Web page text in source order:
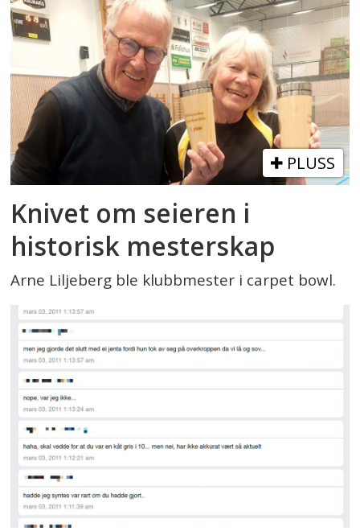
PLUSS
Knivet om seieren i
historisk mesterskap
Arne Liljeberg ble klubbmester i carpet bowl.